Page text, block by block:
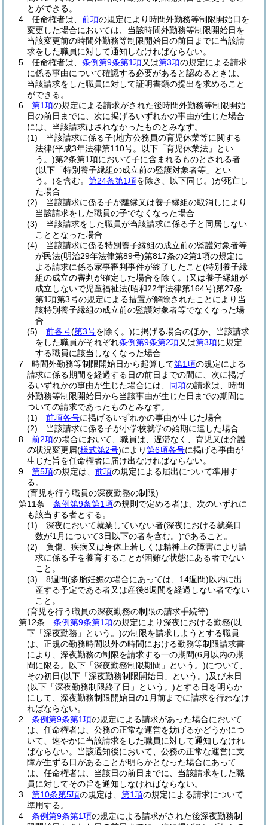
とができる。
4
任命権者は、 前項の規定により時間外勤務等制限開始日を
変更した場合においては、当該時間外勤務等制限開始日を
当該変更前の時間外勤務等制限開始日の前日までに当該請
求をした職員に対して通知しなければならない。
5
任命権者は、 条例第9条第1項又は第3項の規定による請求
に係る事由について確認する必要があると認めるときは、
当該請求をした職員に対して証明書類の提出を求めること
ができる。
6
第1項の規定による請求がされた後時間外勤務等制限開始
日の前日までに、次に掲げるいずれかの事由が生じた場合
には、当該請求はされなかったものとみなす。
(1)
当該請求に係る子(地方公務員の育児休業等に関する
法律(平成3年法律第110号。以下「育児休業法」とい
う。)第2条第1項において子に含まれるものとされる者
(以下「特別養子縁組の成立前の監護対象者等」とい
う。)を含む。 第24条第1項を除き、以下同じ。)が死亡し
た場合
(2)
当該請求に係る子が離縁又は養子縁組の取消しにより
当該請求をした職員の子でなくなった場合
(3)
当該請求をした職員が当該請求に係る子と同居しない
こととなった場合
(4)
当該請求に係る特別養子縁組の成立前の監護対象者等
が民法(明治29年法律第89号)第817条の2第1項の規定に
よる請求に係る家事審判事件が終了したこと(特別養子縁
組の成立の審判が確定した場合を除く。)又は養子縁組が
成立しないで児童福祉法(昭和22年法律第164号)第27条
第1項第3号の規定による措置が解除されたことにより当
該特別養子縁組の成立前の監護対象者等でなくなった場
合
(5)
前各号(第3号を除く。)に掲げる場合のほか、当該請求
をした職員がそれぞれ条例第9条第2項又は第3項に規定
する職員に該当しなくなった場合
7
時間外勤務等制限開始日から起算して第1項の規定による
請求に係る期間を経過する日の前日までの間に、次に掲げ
るいずれかの事由が生じた場合には、 同項の請求は、時間
外勤務等制限開始日から当該事由が生じた日までの期間に
ついての請求であったものとみなす。
(1)
前項各号に掲げるいずれかの事由が生じた場合
(2)
当該請求に係る子が小学校就学の始期に達した場合
8
前2項の場合において、職員は、遅滞なく、育児又は介護
の状況変更届(様式第2号)により第6項各号に掲げる事由が
生じた旨を任命権者に届け出なければならない。
9
第5項の規定は、 前項の規定による届出について準用す
る。
(育児を行う職員の深夜勤務の制限)
第11条
条例第9条第1項の規則で定める者は、次のいずれに
も該当する者とする。
(1)
深夜において就業していない者(深夜における就業日
数が1月について3日以下の者を含む。)であること。
(2)
負傷、疾病又は身体上若しくは精神上の障害により請
求に係る子を養育することが困難な状態にある者でない
こと。
(3)
8週間(多胎妊娠の場合にあっては、14週間)以内に出
産する予定である者又は産後8週間を経過しない者でない
こと。
(育児を行う職員の深夜勤務の制限の請求手続等)
第12条
条例第9条第1項の規定により深夜における勤務(以
下「深夜勤務」という。)の制限を請求しようとする職員
は、正規の勤務時間以外の時間における勤務等制限請求書
により、深夜勤務の制限を請求する一の期間(6月以内の期
間に限る。以下「深夜勤務制限期間」という。)について、
その初日(以下「深夜勤務制限開始日」という。)及び末日
(以下「深夜勤務制限終了日」という。)とする日を明らか
にして、深夜勤務制限開始日の1月前までに請求を行わなけ
ればならない。
2
条例第9条第1項の規定による請求があった場合において
は、任命権者は、公務の正常な運営を妨げるかどうかにつ
いて、速やかに当該請求をした職員に対して通知しなけれ
ばならない。 当該通知後において、公務の正常な運営に支
障が生ずる日があることが明らかとなった場合にあって
は、任命権者は、当該日の前日までに、当該請求をした職
員に対してその旨を通知しなければならない。
3
第10条第5項の規定は、 第1項の規定による請求について
準用する。
4
条例第9条第1項の規定による請求がされた後深夜勤務制